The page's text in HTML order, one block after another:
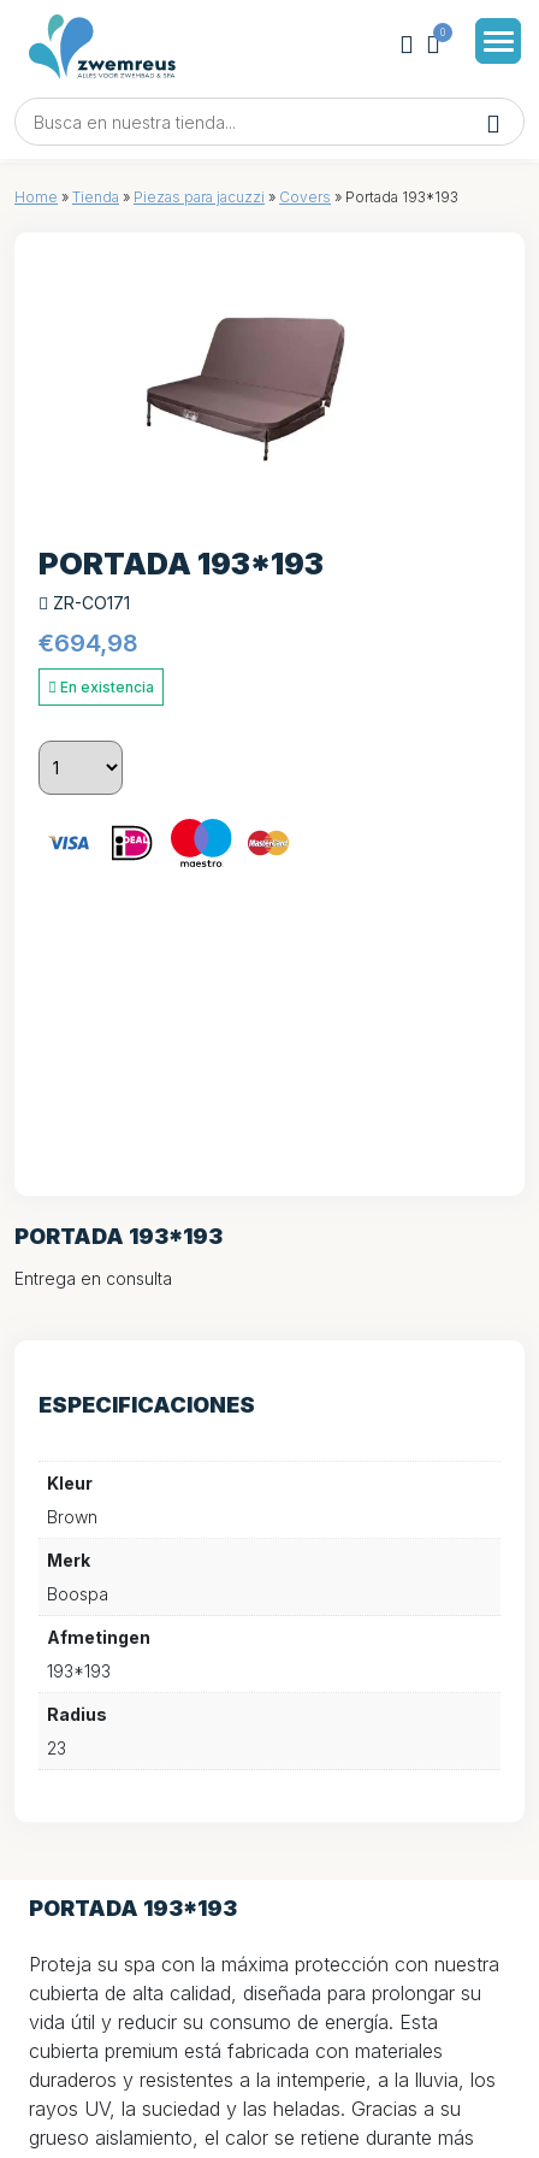
0
Home » Tienda » Piezas para jacuzzi » Covers » Portada 193*193
PORTADA 193*193
Entrega en consulta
ESPECIFICACIONES
Kleur
Brown
Merk
Boospa
Afmetingen
193*193
Radius
23
PORTADA 193*193
ZR-CO171
€694,98
En existencia
PORTADA 193*193
Proteja su spa con la máxima protección con nuestra
cubierta de alta calidad, diseñada para prolongar su
vida útil y reducir su consumo de energía. Esta
cubierta premium está fabricada con materiales
duraderos y resistentes a la intemperie, a la lluvia, los
rayos UV, la suciedad y las heladas. Gracias a su
grueso aislamiento, el calor se retiene durante más